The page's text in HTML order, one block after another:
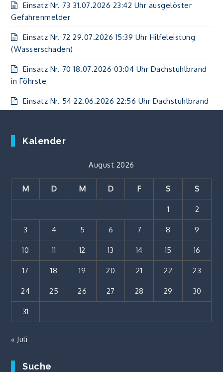
Einsatz Nr. 73 31.07.2026 23:42 Uhr ausgelöster
Gefahrenmelder
Einsatz Nr. 72 29.07.2026 15:39 Uhr Hilfeleistung
(Wasserschaden)
Einsatz Nr. 70 18.07.2026 03:04 Uhr Dachstuhlbrand
in Föhrste
Einsatz Nr. 54 22.06.2026 22:56 Uhr Dachstuhlbrand
Kalender
August 2026
M D M D F S S
1 2
3 4 5 6 7 8 9
10 11 12 13 14 15 16
17 18 19 20 21 22 23
24 25 26 27 28 29 30
31
« Juli
Suche